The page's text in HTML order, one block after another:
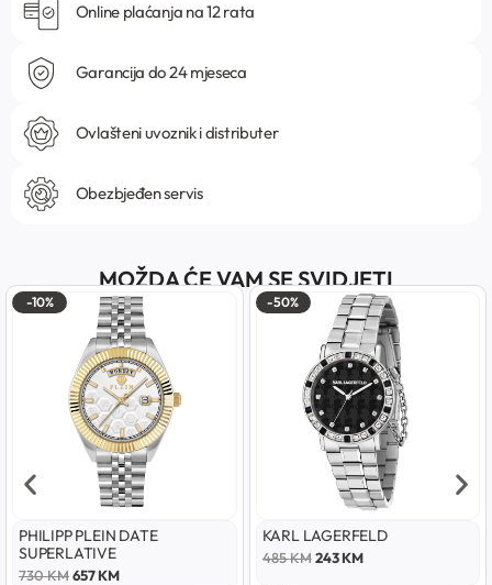
Online plaćanja na 12 rata
Garancija do 24 mjeseca
Ovlašteni uvoznik i distributer
Obezbjeđen servis
MOŽDA ĆE VAM SE SVIDJETI
-10%
PHILIPP PLEIN DATE
SUPERLATIVE
730KM657KM
-50%
KARL LAGERFELD
485KM 243KM